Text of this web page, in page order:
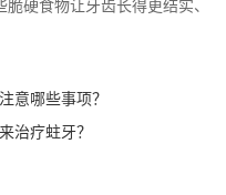
硬食物让牙齿长得更结实、
意哪些事项？
治疗蛀牙？